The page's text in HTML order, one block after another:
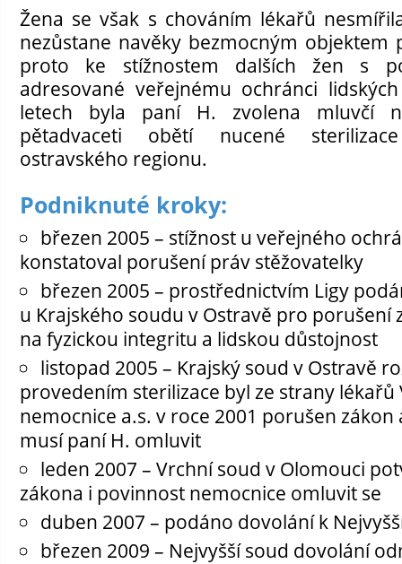
Žena se však s chováním lékařů
nezůstane navěky bezmocným objektem
proto ke stížnostem dalších žen s
adresované veřejnému ochránci
letech byla paní H. zvolena mluvčí
pětadvaceti obětí nucené
ostravského regionu.
Podniknuté kroky:
březen 2005 – stížnost u veřejného
konstatoval porušení práv stěžovatelky
březen 2005 – prostřednictvím Ligy
u Krajského soudu v Ostravě pro porušení
na fyzickou integritu a lidskou důstojnost
listopad 2005 – Krajský soud v Ostravě
provedením sterilizace byl ze strany lékařů
nemocnice a.s. v roce 2001 porušen zákon
musí paní H. omluvit
leden 2007 – Vrchní soud v Olomouci
zákona i povinnost nemocnice omluvit se
duben 2007 – podáno dovolání k
březen 2009 – Nejvyšší soud dovolání